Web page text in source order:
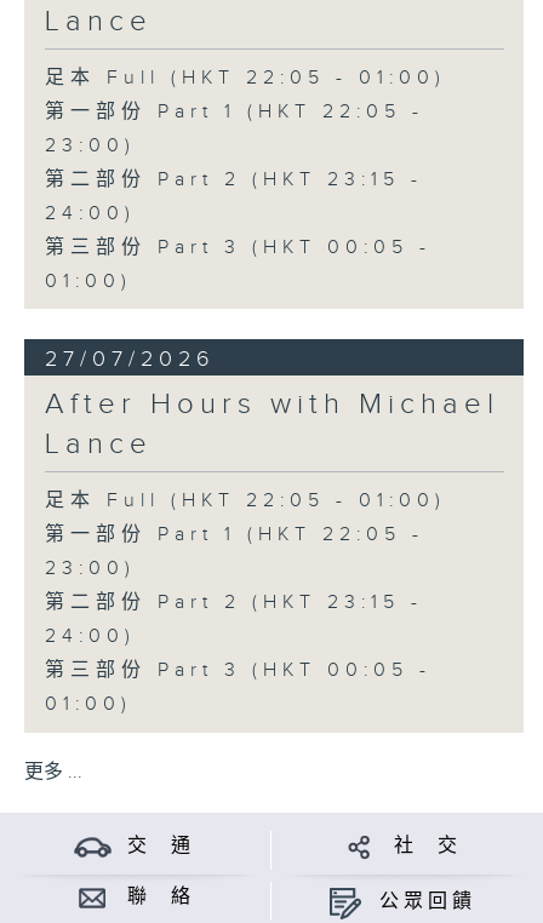
Lance
足本 Full (HKT 22:05 - 01:00)
第一部份 Part 1 (HKT 22:05 -
23:00)
第二部份 Part 2 (HKT 23:15 -
24:00)
第三部份 Part 3 (HKT 00:05 -
01:00)
27/07/2026
After Hours with Michael
Lance
足本 Full (HKT 22:05 - 01:00)
第一部份 Part 1 (HKT 22:05 -
23:00)
第二部份 Part 2 (HKT 23:15 -
24:00)
第三部份 Part 3 (HKT 00:05 -
01:00)
更多 ...
交 通 社 交
聯 絡 公眾回饋